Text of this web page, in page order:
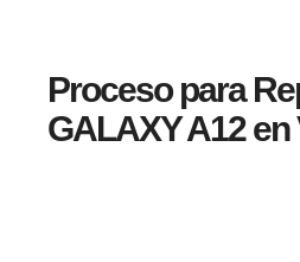
Proceso para
GALAXY A12 en